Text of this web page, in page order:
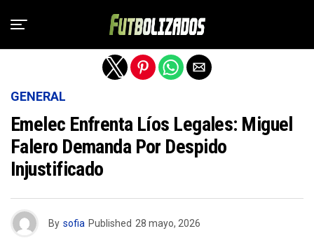
GENERAL
Emelec Enfrenta Líos Legales: Miguel
Falero Demanda Por Despido
Injustificado
By sofia Published 28 mayo, 2026
Salir de la versión móvil